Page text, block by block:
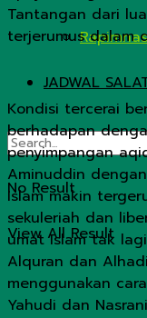
JADWAL
No Result
View All Result
Tantangan dari
terjerumus dalam
Kondisi tercerai
berhadapan
penyimpangan
Aminuddin
Islam makin
sekuleriah dan
umat Islam tak
Alquran dan
menggunakan
Yahudi dan